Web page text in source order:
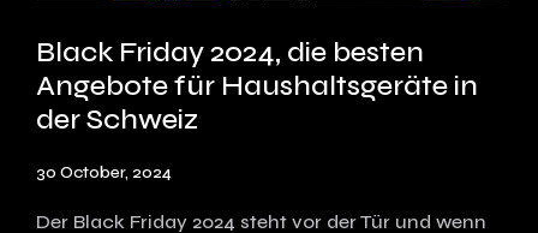
Black Friday 2024, die besten
Angebote für Haushaltsgeräte in
der Schweiz
30 October, 2024
Der Black Friday 2024 steht vor der Tür und wenn